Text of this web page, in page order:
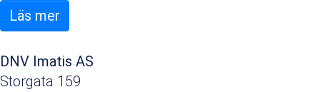
Läs mer
DNV Imatis AS
Storgata 159